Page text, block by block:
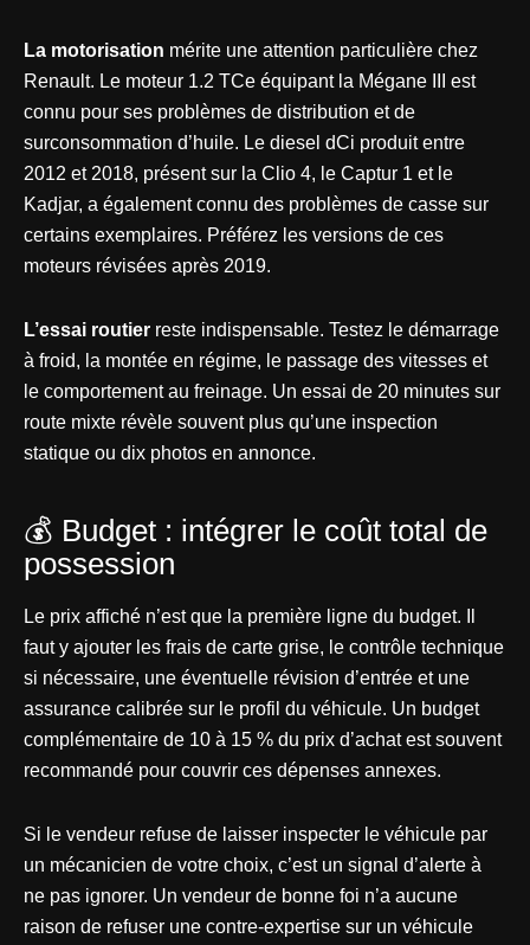
La motorisation mérite une attention particulière chez
Renault. Le moteur 1.2 TCe équipant la Mégane III est
connu pour ses problèmes de distribution et de
surconsommation d’huile. Le diesel dCi produit entre
2012 et 2018, présent sur la Clio 4, le Captur 1 et le
Kadjar, a également connu des problèmes de casse sur
certains exemplaires. Préférez les versions de ces
moteurs révisées après 2019.
L’essai routier reste indispensable. Testez le démarrage
à froid, la montée en régime, le passage des vitesses et
le comportement au freinage. Un essai de 20 minutes sur
route mixte révèle souvent plus qu’une inspection
statique ou dix photos en annonce.
💰 Budget : intégrer le coût total de
possession
Le prix affiché n’est que la première ligne du budget. Il
faut y ajouter les frais de carte grise, le contrôle technique
si nécessaire, une éventuelle révision d’entrée et une
assurance calibrée sur le profil du véhicule. Un budget
complémentaire de 10 à 15 % du prix d’achat est souvent
recommandé pour couvrir ces dépenses annexes.
Si le vendeur refuse de laisser inspecter le véhicule par
un mécanicien de votre choix, c’est un signal d’alerte à
ne pas ignorer. Un vendeur de bonne foi n’a aucune
raison de refuser une contre-expertise sur un véhicule